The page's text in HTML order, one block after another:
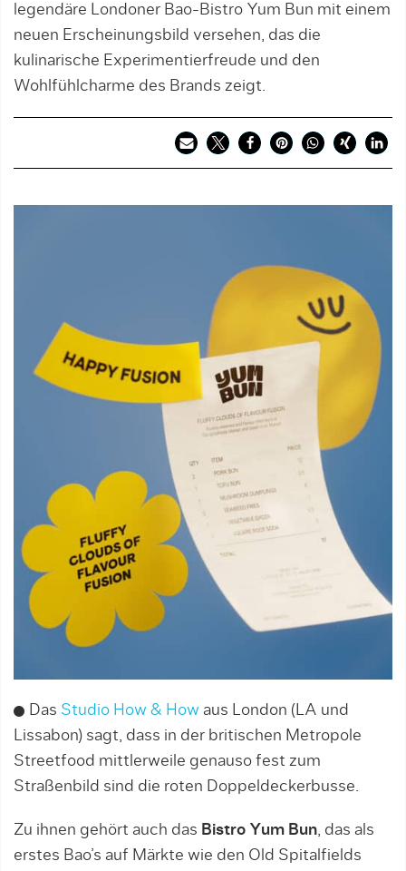
legendäre Londoner Bao-Bistro Yum Bun mit einem
neuen Erscheinungsbild versehen, das die
kulinarische Experimentierfreude und den
Wohlfühlcharme des Brands zeigt.
Das Studio How & How aus London (LA und
Lissabon) sagt, dass in der britischen Metropole
Streetfood mittlerweile genauso fest zum
Straßenbild sind die roten Doppeldeckerbusse.
Zu ihnen gehört auch das Bistro Yum Bun, das als
erstes Bao’s auf Märkte wie den Old Spitalfields